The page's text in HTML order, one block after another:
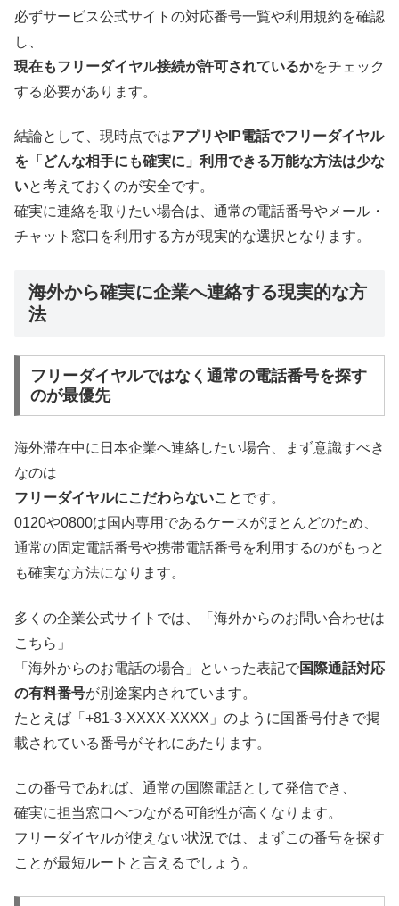
必ずサービス公式サイトの対応番号一覧や利用規約を確認
し、
現在もフリーダイヤル接続が許可されているかをチェック
する必要があります。
結論として、現時点ではアプリやIP電話でフリーダイヤル
を「どんな相手にも確実に」利用できる万能な方法は少な
いと考えておくのが安全です。
確実に連絡を取りたい場合は、通常の電話番号やメール・
チャット窓口を利用する方が現実的な選択となります。
海外から確実に企業へ連絡する現実的な方
法
フリーダイヤルではなく通常の電話番号を探す
のが最優先
海外滞在中に日本企業へ連絡したい場合、まず意識すべき
なのは
フリーダイヤルにこだわらないことです。
0120や0800は国内専用であるケースがほとんどのため、
通常の固定電話番号や携帯電話番号を利用するのがもっと
も確実な方法になります。
多くの企業公式サイトでは、「海外からのお問い合わせは
こちら」
「海外からのお電話の場合」といった表記で国際通話対応
の有料番号が別途案内されています。
たとえば「+81-3-XXXX-XXXX」のように国番号付きで掲
載されている番号がそれにあたります。
この番号であれば、通常の国際電話として発信でき、
確実に担当窓口へつながる可能性が高くなります。
フリーダイヤルが使えない状況では、まずこの番号を探す
ことが最短ルートと言えるでしょう。